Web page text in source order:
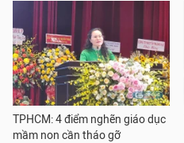
TPHCM: 4 điểm nghẽn giáo dục
mầm non cần tháo gỡ